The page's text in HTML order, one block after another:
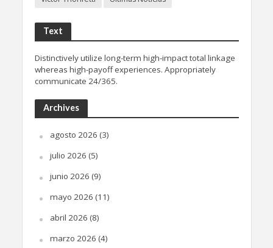
Text
Distinctively utilize long-term high-impact total linkage
whereas high-payoff experiences. Appropriately
communicate 24/365.
Archives
agosto 2026 (3)
julio 2026 (5)
junio 2026 (9)
mayo 2026 (11)
abril 2026 (8)
marzo 2026 (4)